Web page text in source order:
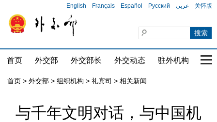
English Français Español Русский عربي 关怀版
首页 外交部 外交部长 外交动态 驻外机构 国
首页 > 外交部 > 组织机构 > 礼宾司 > 相关新闻
与千年文明对话，与中国机